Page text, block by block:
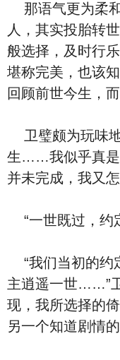
那语气更为柔
人，其实投胎转
般选择，及时行
堪称完美，也该
回顾前世今生，
卫璧颇为玩味
生……我似乎真是
并未完成，我又
“一世既过，约
“我们当初的约
主逍遥一世……”
现，我所选择的
另一个知道剧情